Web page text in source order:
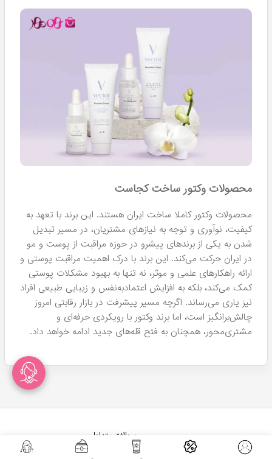
محصولات وکتور ساخت کجاست
محصولات وکتور کاملا ساخت ایران هستند. این برند با تعهد به
کیفیت، نوآوری و توجه به نیازهای مشتریان، در مسیر تبدیل
شدن به یکی از برندهای پیشرو در حوزه مراقبت از پوست و مو
در ایران حرکت می‌کند. این برند با درک اهمیت مراقبت پوستی و
ارائه راهکارهای علمی و موثر، نه تنها به بهبود مشکلات پوستی
کمک می‌کند، بلکه به افزایش اعتمادبه‌نفس و زیبایی طبیعی افراد
نیز یاری می‌رساند. اگرچه مسیر پیشرفت در بازار رقابتی امروز
چالش‌برانگیز است، اما برند وکتور با رویکردی حرفه‌ای و
مشتری‌محور، همچنان به فتح قله‌های جدید ادامه خواهد داد.
سوالات متداول